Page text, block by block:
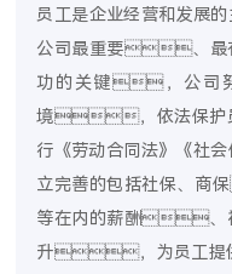
员工是企业经营和发展
公司最重要、
功的关键，公司
境，依法保护
行《劳动合同法》《社
立完善的包括社保、
等在内的薪酬、
升，为员工提供